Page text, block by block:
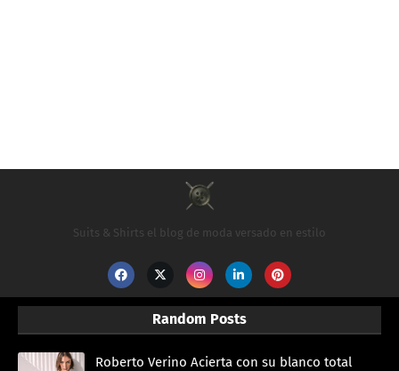
Suits & Shirts el blog de moda versado en estilo
Random Posts
Roberto Verino Acierta con su blanco total